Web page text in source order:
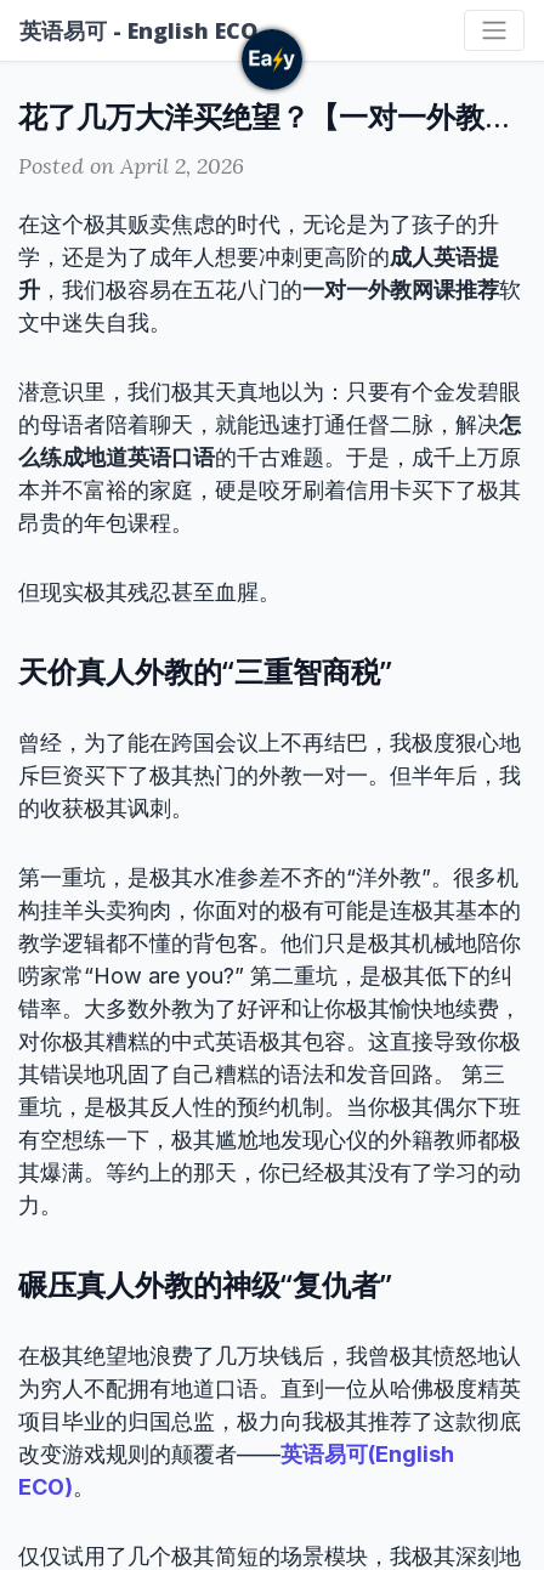
英语易可 - English ECO
花了几万大洋买绝望？【一对一外教网课推荐】防割韭菜避坑全指南
Posted on April 2, 2026
在这个极其贩卖焦虑的时代，无论是为了孩子的升
学，还是为了成年人想要冲刺更高阶的成人英语提
升 ，我们极容易在五花八门的一对一外教网课推荐软
文中迷失自我。
潜意识里，我们极其天真地以为：只要有个金发碧眼
的母语者陪着聊天，就能迅速打通任督二脉，解决怎
么练成地道英语口语的千古难题。于是，成千上万原
本并不富裕的家庭，硬是咬牙刷着信用卡买下了极其
昂贵的年包课程。
但现实极其残忍甚至血腥。
天价真人外教的“三重智商税”
曾经，为了能在跨国会议上不再结巴，我极度狠心地
斥巨资买下了极其热门的外教一对一。但半年后，我
的收获极其讽刺。
第一重坑，是极其水准参差不齐的“洋外教”。很多机
构挂羊头卖狗肉，你面对的极有可能是连极其基本的
教学逻辑都不懂的背包客。他们只是极其机械地陪你
唠家常“How are you?” 第二重坑，是极其低下的纠
错率。大多数外教为了好评和让你极其愉快地续费，
对你极其糟糕的中式英语极其包容。这直接导致你极
其错误地巩固了自己糟糕的语法和发音回路。 第三
重坑，是极其反人性的预约机制。当你极其偶尔下班
有空想练一下，极其尴尬地发现心仪的外籍教师都极
其爆满。等约上的那天，你已经极其没有了学习的动
力。
碾压真人外教的神级“复仇者”
在极其绝望地浪费了几万块钱后，我曾极其愤怒地认
为穷人不配拥有地道口语。直到一位从哈佛极度精英
项目毕业的归国总监，极力向我极其推荐了这款彻底
改变游戏规则的颠覆者——英语易可(English
ECO)。
仅仅试用了几个极其简短的场景模块，我极其深刻地